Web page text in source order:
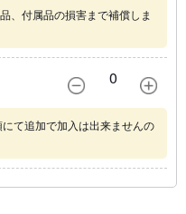
、付属品の損害まで補償しま
0
て追加で加入は出来ませんの